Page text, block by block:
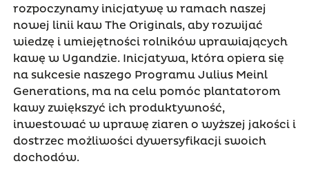
rozpoczynamy inicjatywę w ramach naszej
nowej linii kaw The Originals, aby rozwijać
wiedzę i umiejętności rolników uprawiających
kawę w Ugandzie. Inicjatywa, która opiera się
na sukcesie naszego Programu Julius Meinl
Generations, ma na celu pomóc plantatorom
kawy zwiększyć ich produktywność,
inwestować w uprawę ziaren o wyższej jakości i
dostrzec możliwości dywersyfikacji swoich
dochodów.